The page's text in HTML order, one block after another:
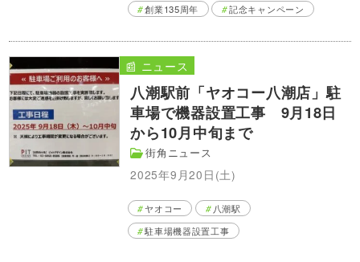
創業135周年
記念キャンペーン
八潮駅前「ヤオコー八潮店」駐
車場で機器設置工事 9月18日
から10月中旬まで
街角ニュース
2025年9月20日(土)
📰 ニュース
ヤオコー
八潮駅
駐車場機器設置工事